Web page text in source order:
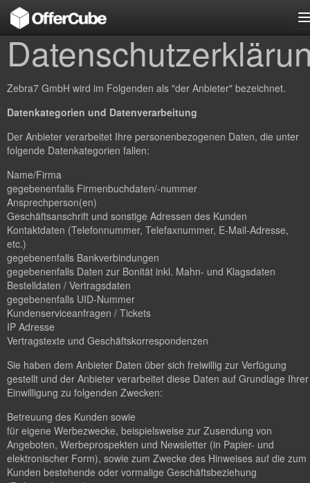
Zebra7 GmbH wird im Folgenden als "der Anbieter" bezeichnet.
Datenkategorien und Datenverarbeitung
Der Anbieter verarbeitet Ihre personenbezogenen Daten, die unter
folgende Datenkategorien fallen:
Name/Firma
gegebenenfalls Firmenbuchdaten/-nummer
Ansprechperson(en)
Geschäftsanschrift und sonstige Adressen des Kunden
Kontaktdaten (Telefonnummer, Telefaxnummer, E-Mail-Adresse,
etc.)
gegebenenfalls Bankverbindungen
gegebenenfalls Daten zur Bonität inkl. Mahn- und Klagsdaten
Bestelldaten / Vertragsdaten
gegebenenfalls UID-Nummer
Kundenserviceanfragen / Tickets
IP Adresse
Vertragstexte und Geschäftskorrespondenzen
Sie haben dem Anbieter Daten über sich freiwillig zur Verfügung
gestellt und der Anbieter verarbeitet diese Daten auf Grundlage Ihrer
Einwilligung zu folgenden Zwecken:
Betreuung des Kunden sowie
für eigene Werbezwecke, beispielsweise zur Zusendung von
Angeboten, Werbeprospekten und Newsletter (in Papier- und
elektronischer Form), sowie zum Zwecke des Hinweises auf die zum
Kunden bestehende oder vormalige Geschäftsbeziehung